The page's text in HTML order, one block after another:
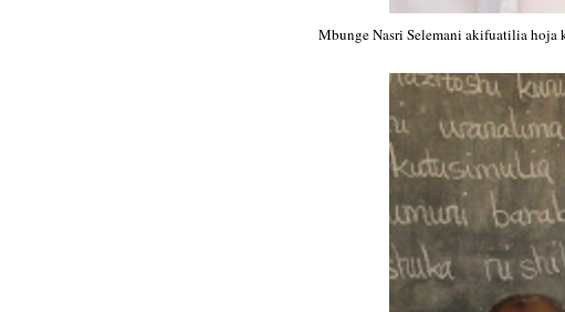
Mbunge Nasri Selemani akifuatilia hoja